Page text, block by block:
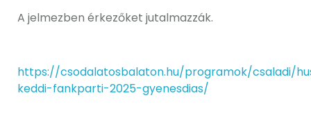
A jelmezben érkezőket jutalmazzák.
https://csodalatosbalaton.hu/programok/csaladi/
keddi-fankparti-2025-gyenesdias/